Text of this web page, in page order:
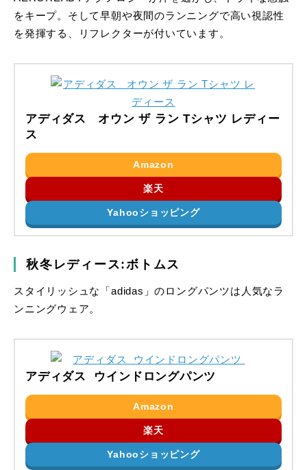
をキープ。そして早朝や夜間のランニングで高い視認性
を発揮する、リフレクターが付いています。
アディダス オウン ザ ラン Tシャツ レディー
ス
Amazon
楽天
Yahooショッピング
秋冬レディース:ボトムス
スタイリッシュな「adidas」のロングパンツは人気なラ
ンニングウェア。
アディダス ウインドロングパンツ
Amazon
楽天
Yahooショッピング